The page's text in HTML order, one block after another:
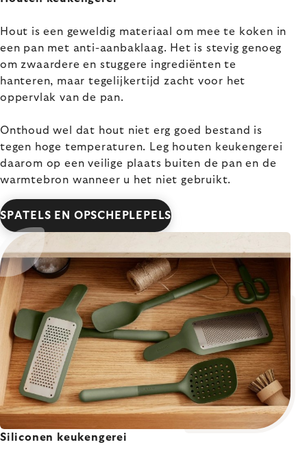
Hout is een geweldig materiaal om mee te koken in
een pan met anti-aanbaklaag. Het is stevig genoeg
om zwaardere en stuggere ingrediënten te
hanteren, maar tegelijkertijd zacht voor het
oppervlak van de pan.
Onthoud wel dat hout niet erg goed bestand is
tegen hoge temperaturen. Leg houten keukengerei
daarom op een veilige plaats buiten de pan en de
warmtebron wanneer u het niet gebruikt.
SPATELS EN OPSCHEPLEPELS
Siliconen keukengerei